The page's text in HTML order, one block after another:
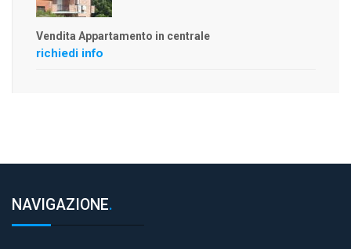
Vendita Appartamento in centrale
richiedi info
NAVIGAZIONE.